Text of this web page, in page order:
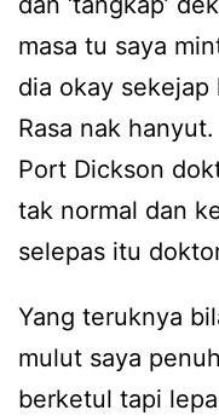
masa tu saya
dia okay sekejap
Rasa nak
Port Dickson
tak normal dan
selepas itu
Yang teruknya
mulut saya
berketul tapi